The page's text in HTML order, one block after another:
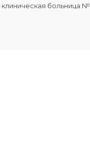
клиническая больница